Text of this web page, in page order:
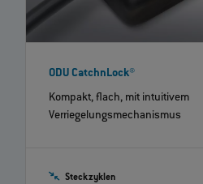
ODU CatchnLock®
Kompakt, flach, mit intuitivem
Verriegelungsmechanismus
Steckzyklen